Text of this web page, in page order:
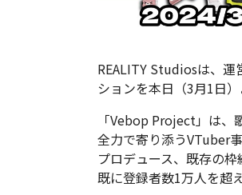
REALITY Studiosは、
ションを本日（3月1日
「Vebop Project」は
全力で寄り添うVTuber
プロデュース、既存の
既に登録者数1万人を超